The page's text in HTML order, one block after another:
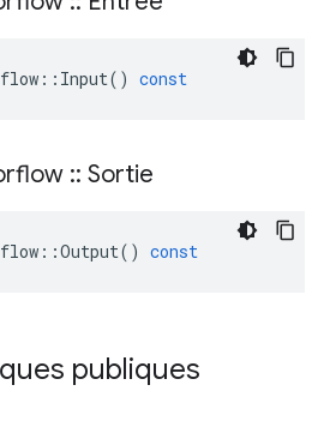
:: Input() const
:: Sortie
::Output() const
publiques